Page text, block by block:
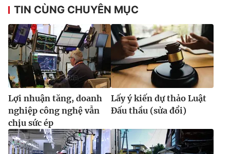
TIN CÙNG CHUYÊN MỤC
Lợi nhuận tăng, doanh
nghiệp công nghệ vẫn
chịu sức ép
Lấy ý kiến dự thảo Luật
Đấu thầu (sửa đổi)